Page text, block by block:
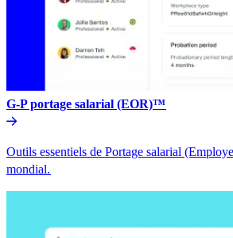
G-P portage salarial (EOR)™​​
Outils essentiels de Portage salarial
mondial.​​